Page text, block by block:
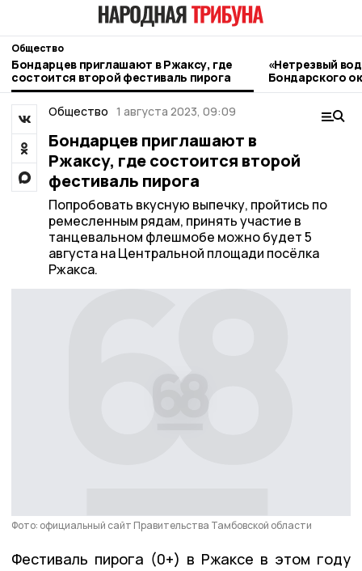
Общество
Бондарцев приглашают в Ржаксу, где
состоится второй фестиваль пирога
«Нетрезвый
Бондарского
контроль
Общество 1 августа 2023, 09:09
Бондарцев приглашают в
Ржаксу, где состоится второй
фестиваль пирога
Попробовать вкусную выпечку, пройтись по
ремесленным рядам, принять участие в
танцевальном флешмобе можно будет 5
августа на Центральной площади посёлка
Ржакса.
Фото: официальный сайт Правительства Тамбовской области
Фестиваль пирога (0+) в Ржаксе в этом году